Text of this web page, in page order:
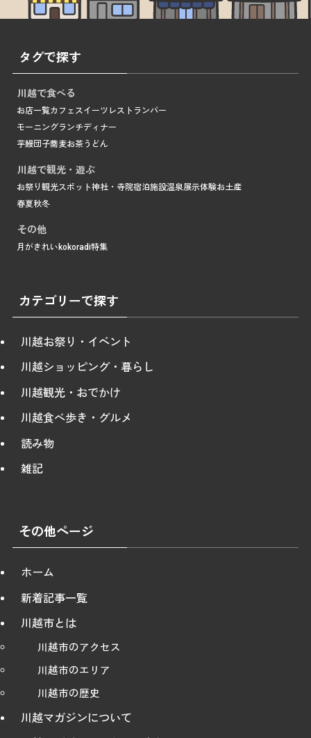
タグで探す
川越で食べる
お店一覧カフェ スイーツ レストランバー
モーニングランチディナー
芋鰻団子蕎麦お茶うどん
川越で観光・遊ぶ
お祭り 観光スポット神社・寺院宿泊施設温泉展示体験お土産
春夏秋冬
その他
月がきれい kokoradi特集
カテゴリーで探す
川越お祭り・イベント
川越ショッピング・暮らし
川越観光・おでかけ
川越食べ歩き・グルメ
読み物
雑記
その他ページ
ホーム
新着記事一覧
川越市とは
川越市のアクセス
川越市のエリア
川越市の歴史
川越マガジンについて